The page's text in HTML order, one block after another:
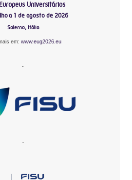
Universitários
a 1 de agosto de 2026
Salerno, Itália
em: www.eug2026.eu
-
-